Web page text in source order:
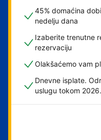
45% domaćina
nedelju dana
Izaberite trenutne
rezervaciju
Olakšaćemo vam
Dnevne isplate.
uslugu tokom